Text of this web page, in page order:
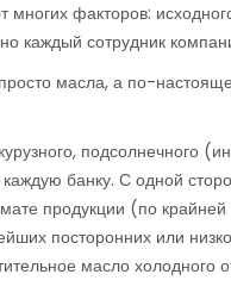
многих факторов:
каждый сотрудник
масла, а по-
подсолнечного
банку. С одной
продукции (по
посторонних или
масло холодного